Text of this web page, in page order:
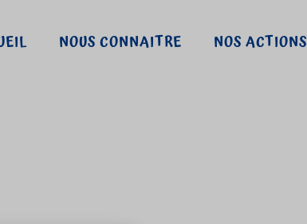
NOUS CONNAITRE NOS ACTIONS